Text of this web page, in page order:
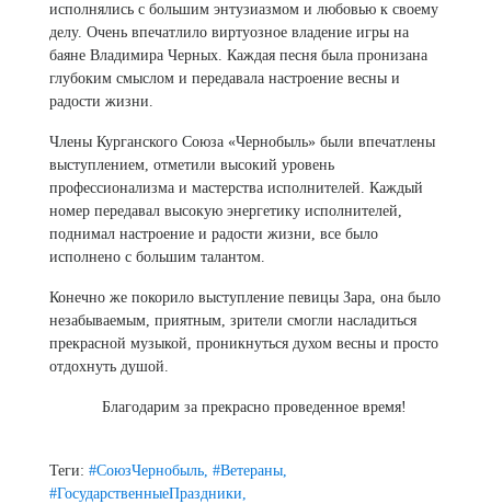
исполнялись с большим энтузиазмом и любовью к своему
делу. Очень впечатлило виртуозное владение игры на
баяне Владимира Черных. Каждая песня была пронизана
глубоким смыслом и передавала настроение весны и
радости жизни.
Члены Курганского Союза «Чернобыль» были впечатлены
выступлением, отметили высокий уровень
профессионализма и мастерства исполнителей. Каждый
номер передавал высокую энергетику исполнителей,
поднимал настроение и радости жизни, все было
исполнено с большим талантом.
Конечно же покорило выступление певицы Зара, она было
незабываемым, приятным, зрители смогли насладиться
прекрасной музыкой, проникнуться духом весны и просто
отдохнуть душой.
Благодарим за прекрасно проведенное время!
Теги: #СоюзЧернобыль, #Ветераны,
#ГосударственныеПраздники,